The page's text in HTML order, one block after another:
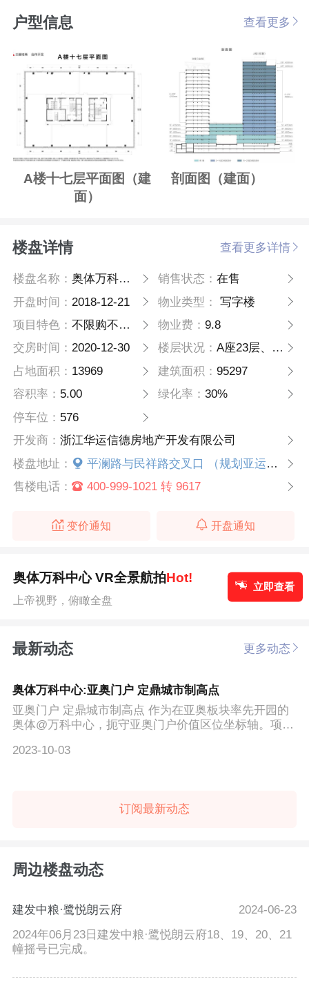
户型信息 查看更多
A楼十七层平面图（建
面）
剖面图（建面）
楼盘详情 查看更多详情
楼盘名称：奥体万科中心 销售状态： 在售
开盘时间： 2018-12-21 物业类型：
写字楼
项目特色：不限购不限贷 物业费： 9.8
交房时间：2020-12-30 楼层状况： A座23层、B座21层
占地面积： 13969 建筑面积： 95297
容积率： 5.00 绿化率： 30%
停车位： 576
开发商：浙江华运信德房地产开发有限公司
楼盘地址：
平澜路与民祥路交叉口 （规划亚运村主入口西南角）
售楼电话：
400-999-1021 转 9617
变价通知 开盘通知
奥体万科中心 VR全景航拍Hot!
上帝视野，俯瞰全盘
立即查看
最新动态 更多动态
奥体万科中心:亚奥门户 定鼎城市制高点
亚奥门户 定鼎城市制高点 作为在亚奥板块率先开园的
奥体@万科中心，扼守亚奥门户价值区位坐标轴。项目
2023-10-03
订阅最新动态
周边楼盘动态
建发中粮·鹭悦朗云府
2024-06-23
2024年06月23日建发中粮·鹭悦朗云府18、19、20、21
幢摇号已完成。